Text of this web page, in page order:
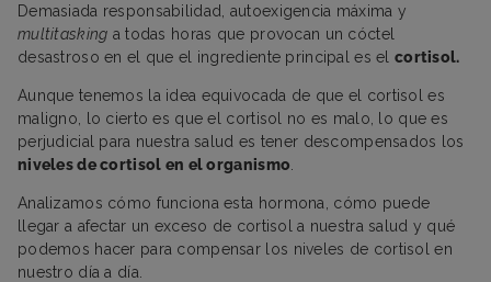
Demasiada responsabilidad, autoexigencia máxima y
multitasking a todas horas que provocan un cóctel
desastroso en el que el ingrediente principal es el cortisol.
Aunque tenemos la idea equivocada de que el cortisol es
maligno, lo cierto es que el cortisol no es malo, lo que es
perjudicial para nuestra salud es tener descompensados los
niveles de cortisol en el organismo
Analizamos cómo funciona esta hormona, cómo puede
llegar a afectar un exceso de cortisol a nuestra salud y qué
podemos hacer para compensar los niveles de cortisol en
nuestro día a día.